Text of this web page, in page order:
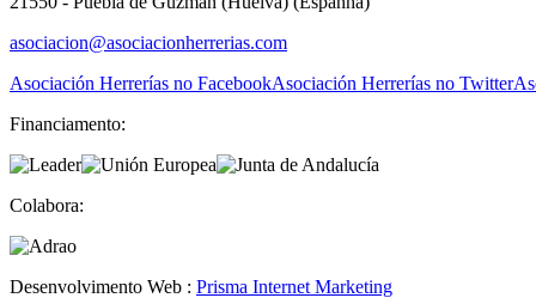
asociacion@asociacionherrerias.com
Asociación Herrerías no FacebookAsociación Herrerías no Twitter
Financiamento:
Colabora:
Desenvolvimento Web : Prisma Internet Marketing